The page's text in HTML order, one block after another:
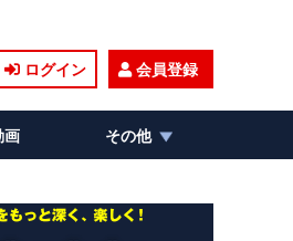
ログイン 会員登録
画 その他